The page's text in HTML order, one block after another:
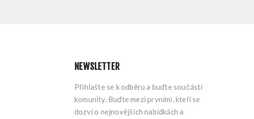
NEWSLETTER
Přihlašte se k odběru a buďte součástí
komunity. Buďte mezi prvními, kteří se
dozví o nejnovějších nabídkách a